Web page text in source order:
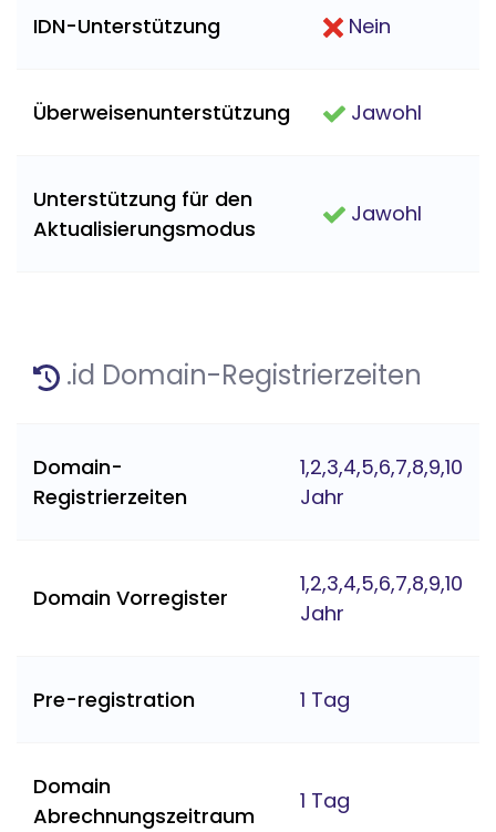
IDN-Unterstützung Nein
Überweisenunterstützung Jawohl
Unterstützung für den
Aktualisierungsmodus
Jawohl
.id Domain-Registrierzeiten
Domain-
Registrierzeiten
1,2,3,4,5,6,7,8,9,10
Jahr
Domain Vorregister
1,2,3,4,5,6,7,8,9,10
Jahr
Pre-registration 1 Tag
Domain
Abrechnungszeitraum
1 Tag